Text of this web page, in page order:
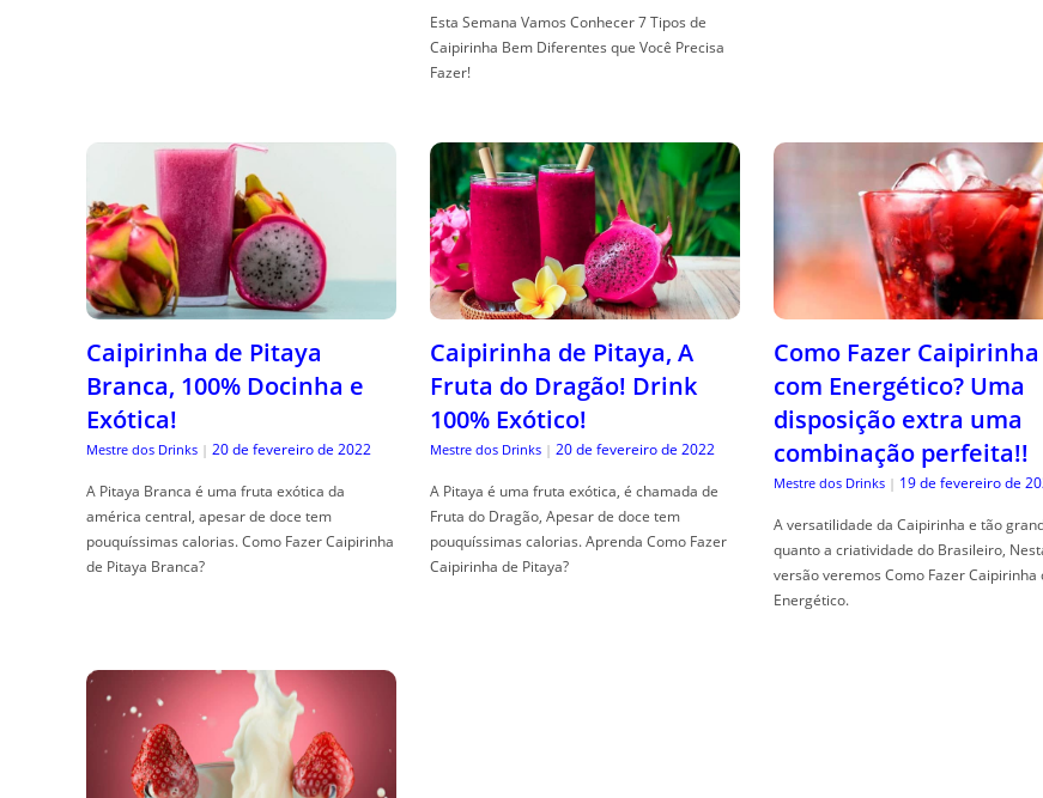
Esta Semana Vamos Conhecer 7 Tipos de
Caipirinha Bem Diferentes que Você Precisa
Fazer!
Caipirinha de Pitaya
Branca, 100% Docinha e
Exótica!
Mestre dos Drinks | 20 de fevereiro de 2022
A Pitaya Branca é uma fruta exótica da
américa central, apesar de doce tem
pouquíssimas calorias. Como Fazer Caipirinha
de Pitaya Branca?
Caipirinha de Pitaya, A
Fruta do Dragão! Drink
100% Exótico!
Mestre dos Drinks | 20 de fevereiro de 2022
A Pitaya é uma fruta exótica, é chamada de
Fruta do Dragão, Apesar de doce tem
pouquíssimas calorias. Aprenda Como Fazer
Caipirinha de Pitaya?
Como Fazer Caipirinha
com Energético? Uma
disposição extra uma
combinação perfeita!!
Mestre dos Drinks | 19 de fevereiro de
A versatilidade da Caipirinha e tão
quanto a criatividade do Brasileiro,
versão veremos Como Fazer Caipirinha
Energético.